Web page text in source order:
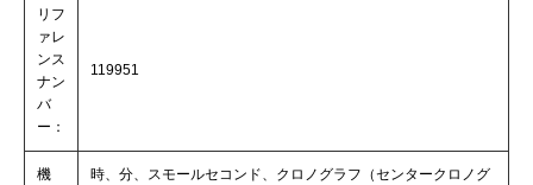
リフ
ァレ
ンス
ナン
バ
ー：
119951
機
時、分、スモールセコンド、クロノグラフ（センタークロノグ